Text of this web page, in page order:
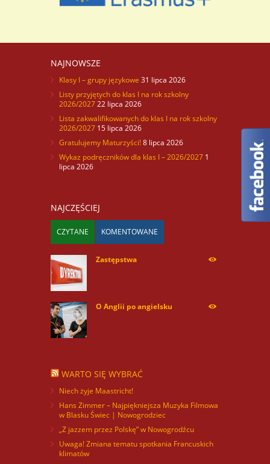
NAJNOWSZE
Klasy I – grupy językowe 31 lipca 2026
Listy przyjętych do klas I na rok szkolny
2026/202722 lipca 2026
Lista zakwalifikowanych do klas I na rok szkolny
2026/2027 15 lipca 2026
Gratulujemy Maturzyści!8 lipca 2026
Wykaz podręczników dla klas I – 2026/2027 1
lipca 2026
NAJCZĘŚCIEJ
CZYTANE KOMENTOWANE
Zastępstwa
O Anglii po angielsku
WARTO SIĘ WYBRAĆ
Niech żyje Maastricht!
Hans Zimmer – Najpiękniejsza Muzyka Filmowa
w Blasku Świec | Nowogrodziec
„Z jazzem przez Polskę” w Nowogrodźcu
Uwaga! Zmiana tematu spotkania Francuskich
klimatów